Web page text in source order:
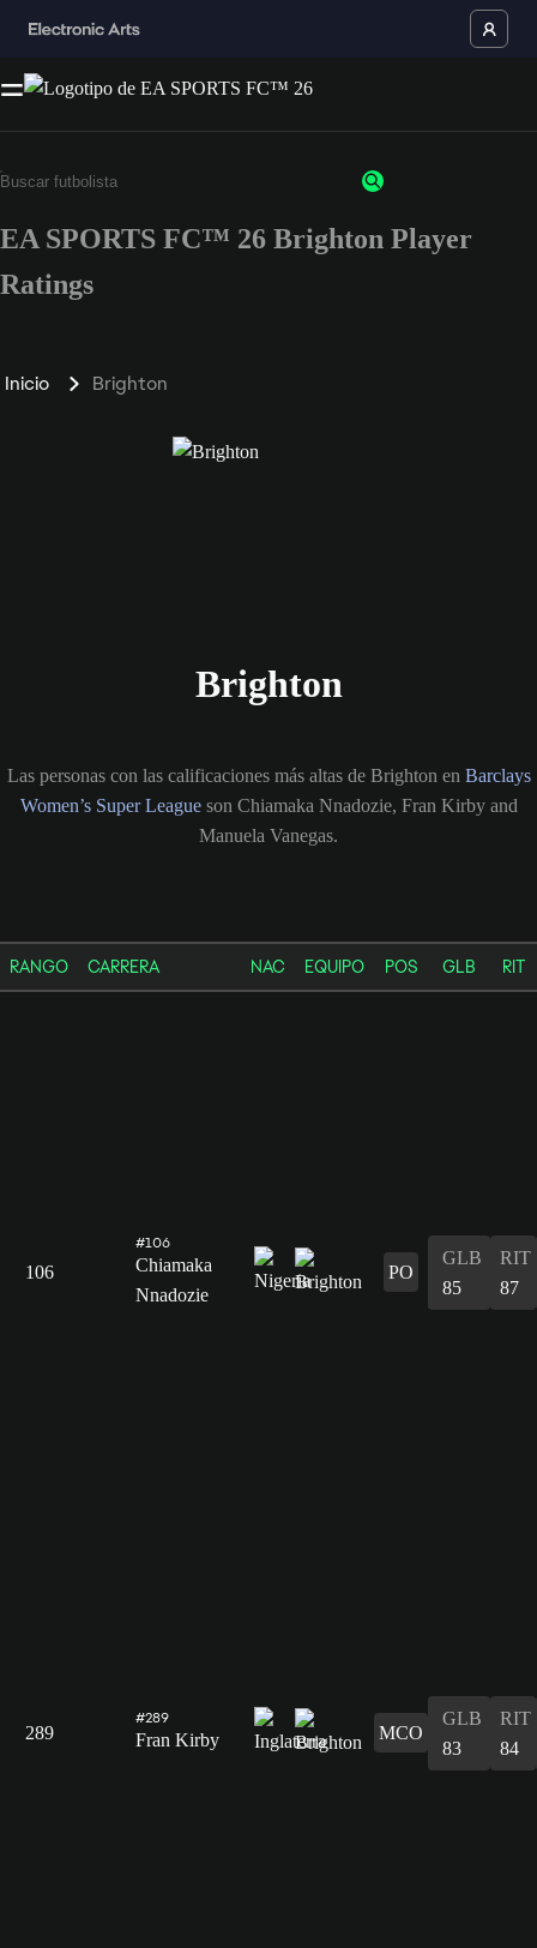
EA SPORTS FC™ 26 Brighton Player
Ratings
Inicio Brighton
Brighton
Las personas con las calificaciones más altas de Brighton en Barclays
Women’s Super Leagueson Chiamaka Nnadozie, Fran Kirby and
Manuela Vanegas.
RANGO CARRERA NAC EQUIPO POS GLB RIT
106
#106
Chiamaka
Nnadozie
PO
GLB
85
RIT
87
289
#289
Fran Kirby MCO
GLB
83
RIT
84